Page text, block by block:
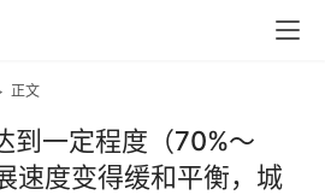
正文
到一定程度（70%～
速度变得缓和平衡，城